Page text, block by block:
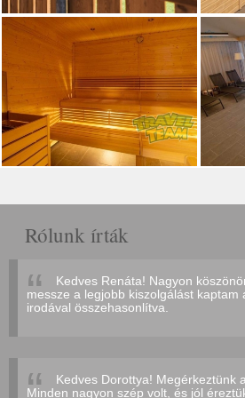
Rólunk írták
Kedves Renáta! Nagyon
messze a legjobb kiszolgálást kaptam
irodával összehasonlítva.
Kedves Dorottya! Megérkeztünk
Minden nagyon szép volt, és jól